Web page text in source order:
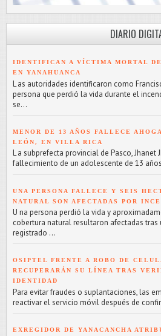
DIARIO
IDENTIFICAN A VÍCTIMA MORTAL
EN YANAHUANCA
L as autoridades identificaron como
persona que perdió la vida durante el
se...
MENOR DE 13 AÑOS FALLECE
LEÓN, EN VILLA RICA
L a subprefecta provincial de Pasco, Jhanet
fallecimiento de un adolescente de 13
UNA PERSONA FALLECE Y SEIS
NATURAL SON AFECTADAS POR
U na persona perdió la vida y
cobertura natural resultaron afectadas
registrado ...
OSIPTEL FRENTE A ROBO DE
RECUPERARÁN SU LÍNEA TRAS
IDENTIDAD
Para evitar fraudes o suplantaciones, las
reactivar el servicio móvil después de
EXREGIDOR DE YANACANCHA